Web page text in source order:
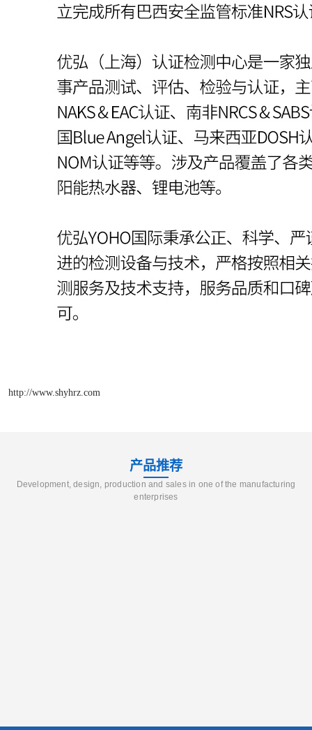
http://www.shyhrz.com
产品推荐
Development, design, production and sales in one of the manufacturing
enterprises